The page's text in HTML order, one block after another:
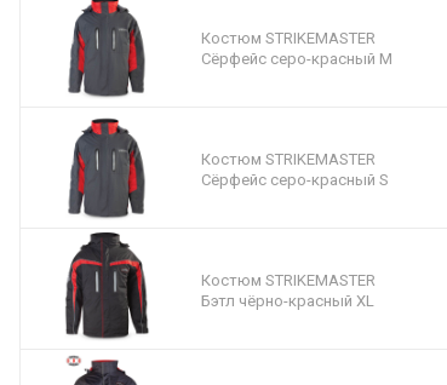
Костюм STRIKEMASTER
Сёрфейс серо-красный M
Костюм STRIKEMASTER
Сёрфейс серо-красный S
Костюм STRIKEMASTER
Бэтл чёрно-красный XL